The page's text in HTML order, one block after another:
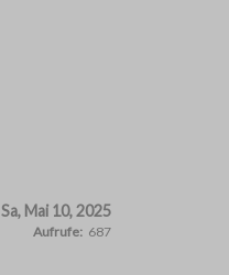
Sa, Mai 10, 2025
Aufrufe: 687